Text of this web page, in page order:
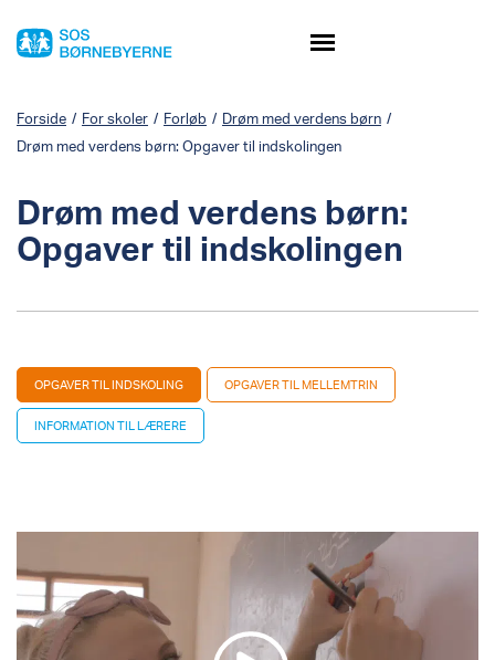
Forside / For skoler / Forløb / Drøm med verdens børn /
Drøm med verdens børn: Opgaver til indskolingen
Drøm med verdens børn:
Opgaver til indskolingen
OPGAVER TIL INDSKOLING OPGAVER TIL MELLEMTRIN
INFORMATION TIL LÆRERE